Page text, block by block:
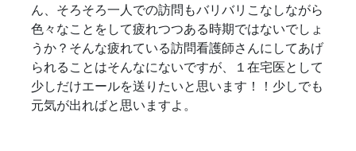
ん、そろそろ一人での訪問もバリバリこなしながら
色々なことをして疲れつつある時期ではないでしょ
うか？そんな疲れている訪問看護師さんにしてあげ
られることはそんなにないですが、１在宅医として
少しだけエールを送りたいと思います！！少しでも
元気が出ればと思いますよ。